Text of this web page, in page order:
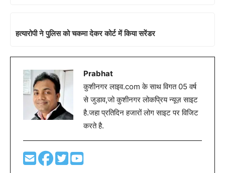
हत्यारोपी ने पुलिस को चकमा देकर कोर्ट में किया सरेंडर
Prabhat
कुशीनगर लाइव.com के साथ विगत 05 वर्ष
से जुडाव,जो कुशीनगर लोकप्रिय न्यूज़ साइट
है.जहा प्रतिदिन हजारों लोग साइट पर विजिट
करते है.